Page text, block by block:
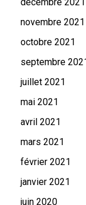
novembre 2021
octobre 2021
septembre
juillet 2021
mai 2021
avril 2021
mars 2021
février 2021
janvier 2021
juin 2020